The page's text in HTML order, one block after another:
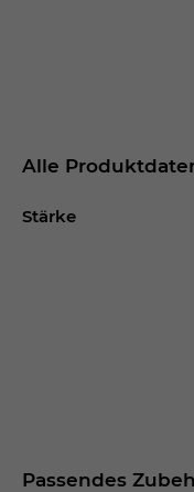
Alle
Stärke
Passendes